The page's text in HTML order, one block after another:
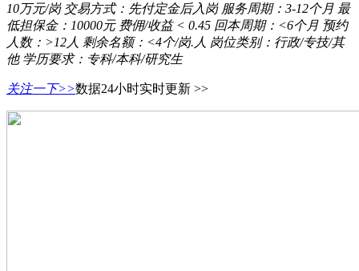
10万元/岗 交易方式： 先付定金后入岗 服务周期： 3-12个月 最
低担保金： 10000元 费佣/收益 < 0.45 回本周期： <6个月 预约
人数： >12人 剩余名额： <4个/岗.人 岗位类别： 行政/专技/其
他 学历要求： 专科/本科/研究生
关注一下>>数据24小时实时更新 >>